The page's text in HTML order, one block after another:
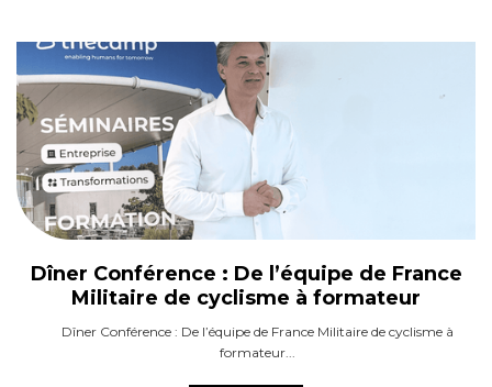
Dîner Conférence : De l’équipe de France
Militaire de cyclisme à formateur
Dîner Conférence : De l’équipe de France Militaire de cyclisme à
formateur